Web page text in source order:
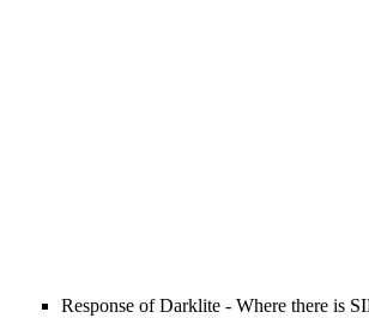
Response of Darklite - Where there is